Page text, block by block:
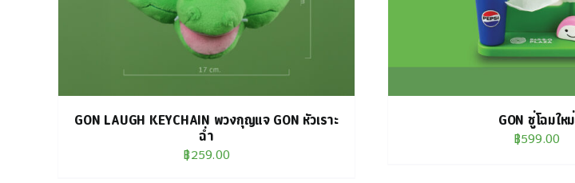
GON LAUGH KEYCHAIN พวงกุญแจ GON หัวเราะ
ฉ่ำ
฿259.00
GON ชู่โฉมใหม่
฿599.00